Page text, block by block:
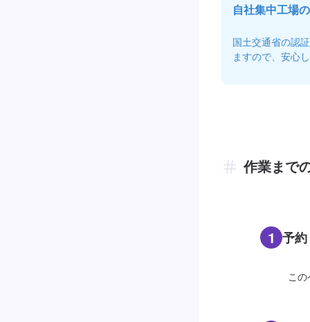
自社集中工場
国土交通省の認
ますので、安心
作業まで
1 予
こ